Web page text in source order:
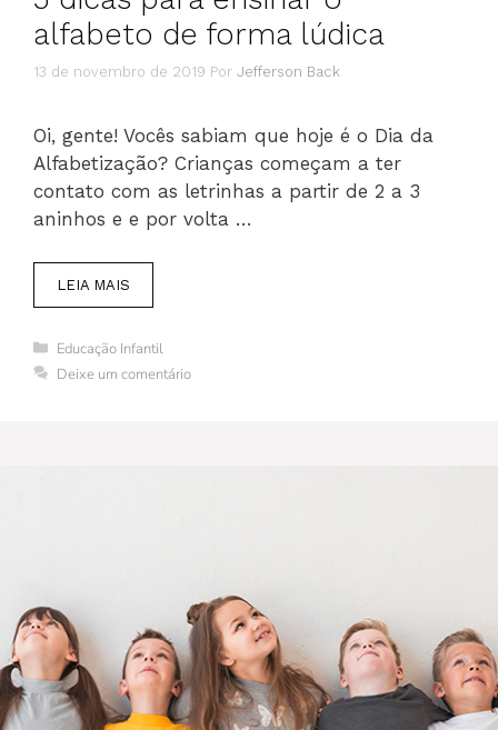
alfabeto de forma lúdica
13 de novembro de 2019 Por Jefferson Back
Oi, gente! Vocês sabiam que hoje é o Dia da
Alfabetização? Crianças começam a ter
contato com as letrinhas a partir de 2 a 3
aninhos e e por volta …
LEIA MAIS
Categorias
Educação Infantil
Deixe um comentário